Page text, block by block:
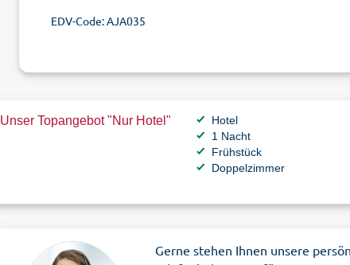
EDV-Code: AJA035
Unser Topangebot "Nur Hotel"
Hotel
1 Nacht
Frühstück
Doppelzimmer
Gerne stehen Ihnen unsere